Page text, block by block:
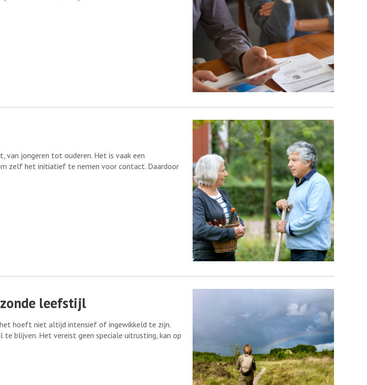
van jongeren tot ouderen. Het is vaak een
zelf het initiatief te nemen voor contact. Daardoor
leefstijl
het hoeft niet altijd intensief of ingewikkeld te zijn.
blijven. Het vereist geen speciale uitrusting, kan op